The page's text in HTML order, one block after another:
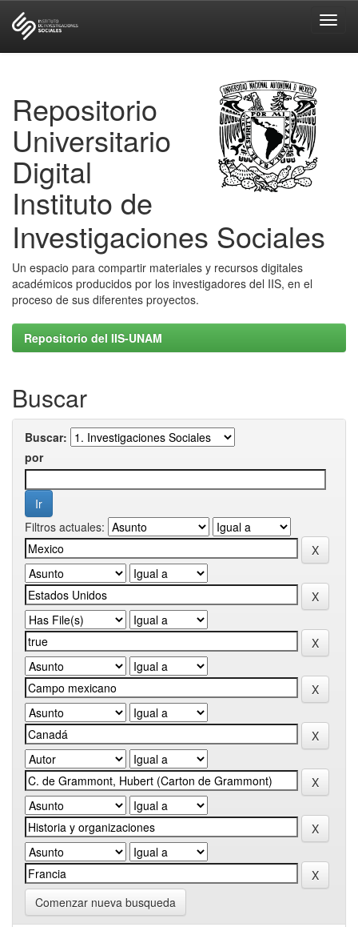
Repositorio
Universitario
Digital
Instituto de
Investigaciones Sociales
Un espacio para compartir materiales y recursos digitales
académicos producidos por los investigadores del IIS, en el
proceso de sus diferentes proyectos.
Repositorio del IIS-UNAM
Buscar
Buscar:
por
Filtros actuales:
Comenzar nueva busqueda